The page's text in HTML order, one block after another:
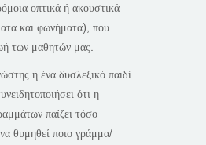
οπτικά ή ακουστικά
και φωνήματα), που
των μαθητών μας.
ή ένα δυσλεξικό παιδί
ότι η
παίζει τόσο
θυμηθεί ποιο γράμμα/